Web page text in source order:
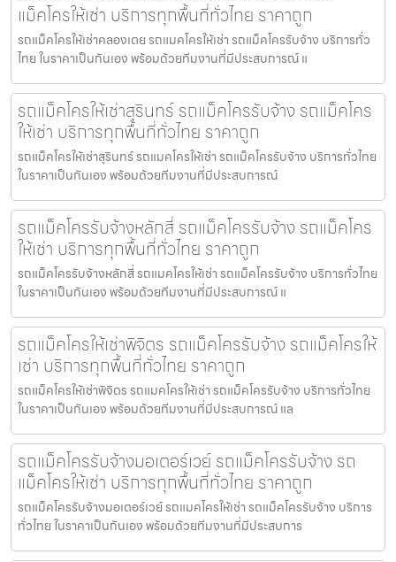
แม็คโครให้เช่า บริการทุกพื้นที่ทั่วไทย ราคาถูก
รถแม็คโครให้เช่าคลองเตย รถแมคโครให้เช่า รถแม็คโครรับจ้าง บริการทั่ว
ไทย ในราคาเป็นกันเอง พร้อมด้วยทีมงานที่มีประสบการณ์ แ
รถแม็คโครให้เช่าสุรินทร์ รถแม็คโครรับจ้าง รถแม็คโคร
ให้เช่า บริการทุกพื้นที่ทั่วไทย ราคาถูก
รถแม็คโครให้เช่าสุรินทร์ รถแมคโครให้เช่า รถแม็คโครรับจ้าง บริการทั่วไทย
ในราคาเป็นกันเอง พร้อมด้วยทีมงานที่มีประสบการณ์
รถแม็คโครรับจ้างหลักสี่ รถแม็คโครรับจ้าง รถแม็คโคร
ให้เช่า บริการทุกพื้นที่ทั่วไทย ราคาถูก
รถแม็คโครรับจ้างหลักสี่ รถแมคโครให้เช่า รถแม็คโครรับจ้าง บริการทั่วไทย
ในราคาเป็นกันเอง พร้อมด้วยทีมงานที่มีประสบการณ์ แ
รถแม็คโครให้เช่าพิจิตร รถแม็คโครรับจ้าง รถแม็คโครให้
เช่า บริการทุกพื้นที่ทั่วไทย ราคาถูก
รถแม็คโครให้เช่าพิจิตร รถแมคโครให้เช่า รถแม็คโครรับจ้าง บริการทั่วไทย
ในราคาเป็นกันเอง พร้อมด้วยทีมงานที่มีประสบการณ์ แล
รถแม็คโครรับจ้างมอเตอร์เวย์ รถแม็คโครรับจ้าง รถ
แม็คโครให้เช่า บริการทุกพื้นที่ทั่วไทย ราคาถูก
รถแม็คโครรับจ้างมอเตอร์เวย์ รถแมคโครให้เช่า รถแม็คโครรับจ้าง บริการ
ทั่วไทย ในราคาเป็นกันเอง พร้อมด้วยทีมงานที่มีประสบการ